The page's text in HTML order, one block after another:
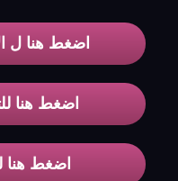
اضغط هنا ل
اضغط هنا
اضغط هنا